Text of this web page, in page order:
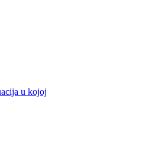
u kojoj